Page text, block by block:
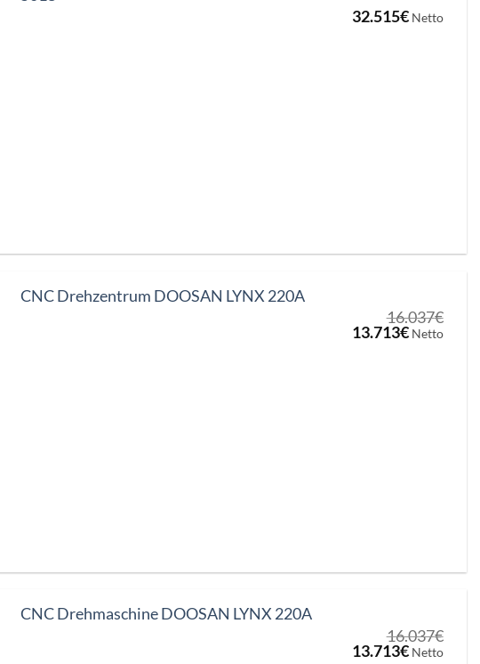
32.515€ Netto
CNC Drehzentrum DOOSAN LYNX 220A
16.037€
Ursprünglicher
13.713€Aktueller
Netto
CNC Drehmaschine DOOSAN LYNX 220A
16.037€
Ursprünglicher
13.713€Aktueller
Netto